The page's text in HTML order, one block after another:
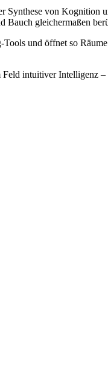
Synthese von Kognition
Bauch gleichermaßen
und öffnet so
intuitiver Intelligenz